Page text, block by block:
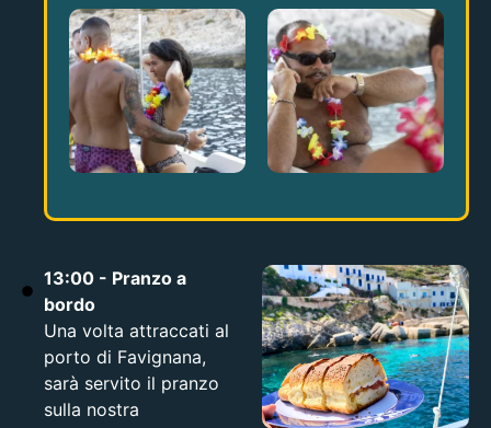
13:00 - Pranzo a
bordo
Una volta attraccati al
porto di Favignana,
sarà servito il pranzo
sulla nostra